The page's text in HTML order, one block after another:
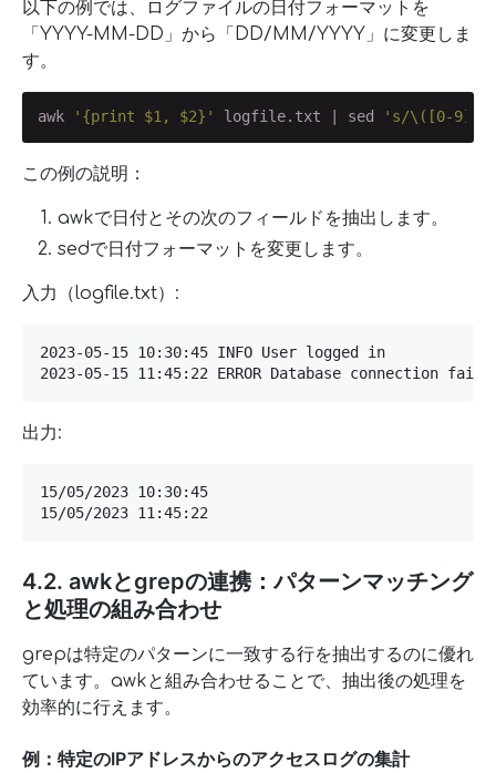
以下の例では、ログファイルの日付フォーマットを
「YYYY-MM-DD」から「DD/MM/YYYY」に変更しま
す。
awk '{print $1, $2}' logfile.txt | sed 's/\([0-
この例の説明：
awkで日付とその次のフィールドを抽出します。
sedで日付フォーマットを変更します。
入力（logfile.txt）:
2023-05-15 10:30:45 INFO User logged in
2023-05-15 11:45:22 ERROR Database connection
出力:
15/05/2023 10:30:45
15/05/2023 11:45:22
4.2. awkとgrepの連携：パターンマッチング
と処理の組み合わせ
grepは特定のパターンに一致する行を抽出するのに優れ
ています。awkと組み合わせることで、抽出後の処理を
効率的に行えます。
例：特定のIPアドレスからのアクセスログの集計